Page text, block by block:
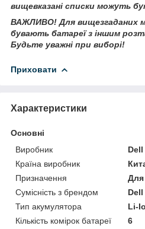
вищевказані списки можуть
ВАЖЛИВО! Для вищезгаданих
бувають батареї з іншим
Будьте уважні при виборі!
Приховати
Характеристики
Основні
Виробник
Dell
Країна виробник
Призначення
Для
Сумісність з брендом
Dell
Тип акумулятора
Li-
Кількість комірок батареї
6